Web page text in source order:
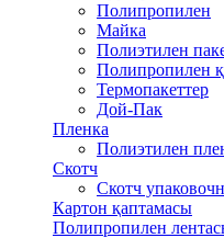
Полипропилен
Майка
Полиэтилен
Полипропилен
Термопакеттер
Дой-Пак
Пленка
Полиэтилен
Скотч
Скотч
Картон қаптамасы
Полипропилен